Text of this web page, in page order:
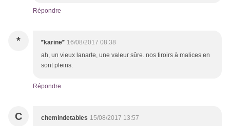
Répondre
* *karine* 16/08/2017 08:38
ah, un vieux lanarte, une valeur sûre. nos tiroirs à malices en
sont pleins.
Répondre
C chemindetables 15/08/2017 13:57